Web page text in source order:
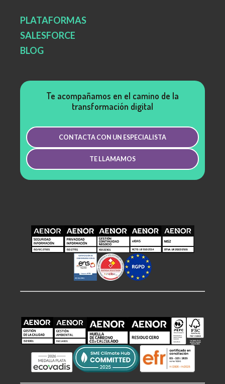
PLATAFORMAS
SALESFORCE
BLOG
Te acompañamos en el camino de la
transformación digital
CONTACTA CON UN ESPECIALISTA
TE LLAMAMOS